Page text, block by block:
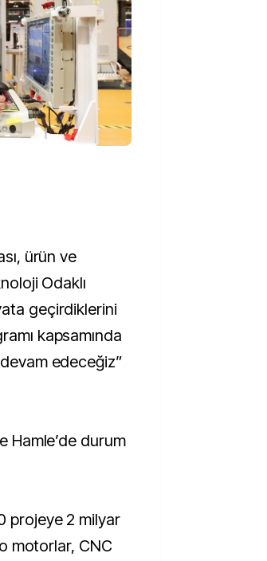
ürün ve
Odaklı
geçirdiklerini
kapsamında
edeceğiz”
Hamle’de durum
projeye 2 milyar
motorlar, CNC